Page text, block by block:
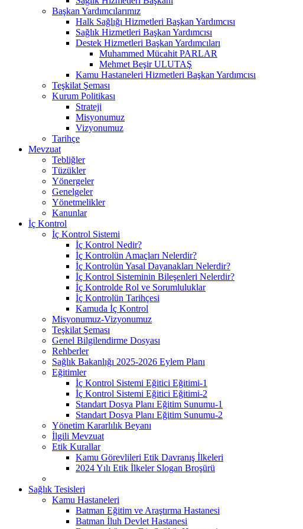
Başkan Yardımcılarımız
Halk Sağlığı Hizmetleri Başkan Yardımcısı
Sağlık Hizmetleri Başkan Yardımcısı
Destek Hizmetleri Başkan Yardımcıları
Muhammed Mücahit PARLAR
Mehmet Beşir ULUTAŞ
Kamu Hastaneleri Hizmetleri Başkan Yardımcısı
Teşkilat Şeması
Kurum Politikası
Strateji
Misyonumuz
Vizyonumuz
Tarihçe
Mevzuat
Tebliğler
Tüzükler
Yönergeler
Genelgeler
Yönetmelikler
Kanunlar
İç Kontrol
İç Kontrol Sistemi
İç Kontrol Nedir?
İç Kontrolün Amaçları Nelerdir?
İç Kontrolün Yasal Dayanakları Nelerdir?
İç Kontrol Sisteminin Bileşenleri Nelerdir?
İç Kontrolde Rol ve Sorumluluklar
İç Kontrolün Tarihçesi
Kamuda İç Kontrol
Misyonumuz-Vizyonumuz
Teşkilat Şeması
Genel Bilgilendirme Dosyası
Rehberler
Sağlık Bakanlığı 2025-2026 Eylem Planı
Eğitimler
İç Kontrol Sistemi Eğitici Eğitimi-1
İç Kontrol Sistemi Eğitici Eğitimi-2
Standart Dosya Planı Eğitim Sunumu-1
Standart Dosya Planı Eğitim Sunumu-2
Yönetim Kararlılık Beyanı
İlgili Mevzuat
Etik Kurallar
Kamu Görevlileri Etik Davranış İlkeleri
2024 Yılı Etik İlkeler Slogan Broşürü
Sağlık Tesisleri
Kamu Hastaneleri
Batman Eğitim ve Araştırma Hastanesi
Batman İluh Devlet Hastanesi